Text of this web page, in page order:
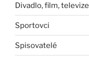
Divadlo, film, televize
Sportovci
Spisovatelé